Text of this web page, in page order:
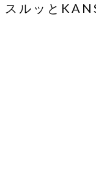
ルッと